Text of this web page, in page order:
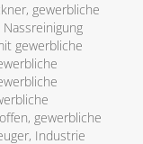
gewerbliche
gewerbliche
gewerbliche
Industrie